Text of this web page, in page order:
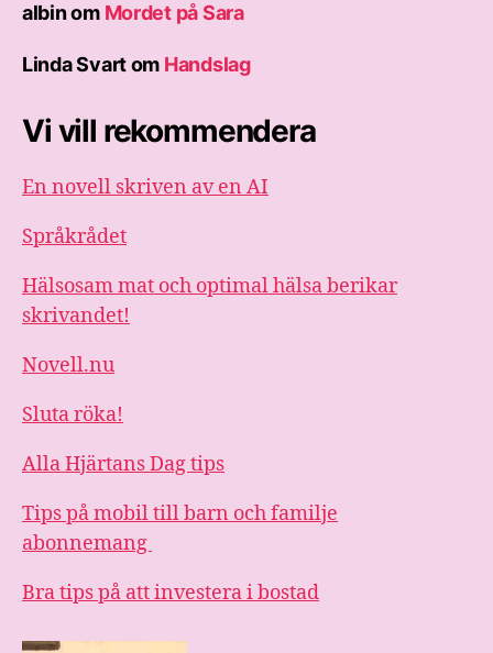
albinom Mordet på Sara
Linda Svartom Handslag
Vi vill rekommendera
En novell skriven av en AI
Språkrådet
Hälsosam mat och optimal hälsa berikar
skrivandet!
Novell.nu
Sluta röka!
Alla Hjärtans Dag tips
Tips på mobil till barn och familje
abonnemang
Bra tips på att investera i bostad